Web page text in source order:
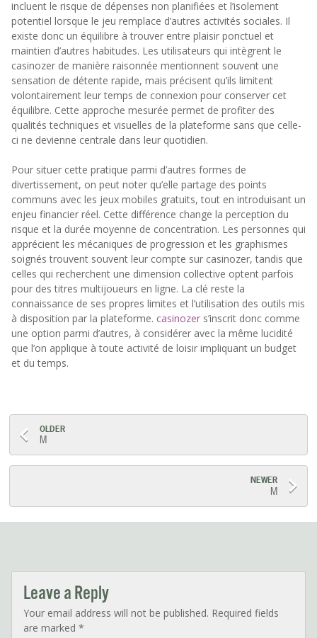
incluent le risque de dépenses non planifiées et l’isolement
potentiel lorsque le jeu remplace d’autres activités sociales. Il
existe donc un équilibre à trouver entre plaisir ponctuel et
maintien d’autres habitudes. Les utilisateurs qui intègrent le
casinozer de manière raisonnée mentionnent souvent une
sensation de détente rapide, mais précisent qu’ils limitent
volontairement leur temps de connexion pour conserver cet
équilibre. Cette approche mesurée permet de profiter des
qualités techniques et visuelles de la plateforme sans que celle-
ci ne devienne centrale dans leur quotidien.
Pour situer cette pratique parmi d’autres formes de
divertissement, on peut noter qu’elle partage des points
communs avec les jeux mobiles gratuits, tout en introduisant un
enjeu financier réel. Cette différence change la perception du
risque et la durée moyenne de concentration. Les personnes qui
apprécient les mécaniques de progression et les graphismes
soignés trouvent souvent leur compte sur casinozer, tandis que
celles qui recherchent une dimension collective optent parfois
pour des titres multijoueurs en ligne. La clé reste la
connaissance de ses propres limites et l’utilisation des outils mis
à disposition par la plateforme. casinozer s’inscrit donc comme
une option parmi d’autres, à considérer avec la même lucidité
que l’on applique à toute activité de loisir impliquant un budget
et du temps.
Post
OLDER
M
NEWER
M
Leave a Reply
Your email address will not be published. Required fields
are marked *